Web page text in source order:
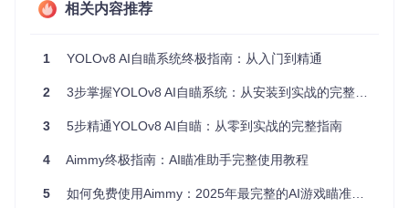
无论是竞技类射击游戏还是战术类射击游戏，该系统都能显著
械的瞄准操作。
🧠 技术解析：YOLOv8如何让电脑"看懂"游戏画
面
理解AI瞄准系统的工作原理，能帮助我们更好地配置和使用这
款工具。YOLOv8作为当前最先进的目标检测算法之一，其工
作机制可以类比为游戏中的"智能雷达系统"：
相关内容推荐
1 YOLOv8 AI自瞄系统终极指南：从入门到精通
2 3步掌握YOLOv8 AI自瞄系统：从安装到实战的完整教程
3 5步精通YOLOv8 AI自瞄：从零到实战的完整指南
4 Aimmy终极指南：AI瞄准助手完整使用教程
5 如何免费使用Aimmy：2025年最完整的AI游戏瞄准辅助工具指南